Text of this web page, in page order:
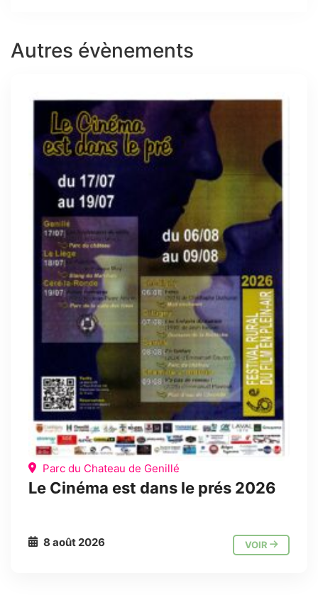
Autres évènements
Parc du Chateau de Genillé
Le Cinéma est dans le prés 2026
8 août 2026 VOIR